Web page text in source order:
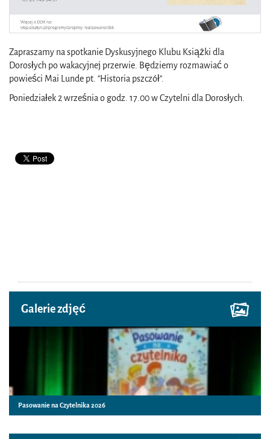
Zapraszamy na spotkanie Dyskusyjnego Klubu Książki dla
Dorosłych po wakacyjnej przerwie. Będziemy rozmawiać o
powieści Mai Lunde pt. "Historia pszczół".
Poniedziałek 2 września o godz. 17.00 w Czytelni dla Dorosłych.
Galerie zdjęć
Pasowanie na Czytelnika 2026